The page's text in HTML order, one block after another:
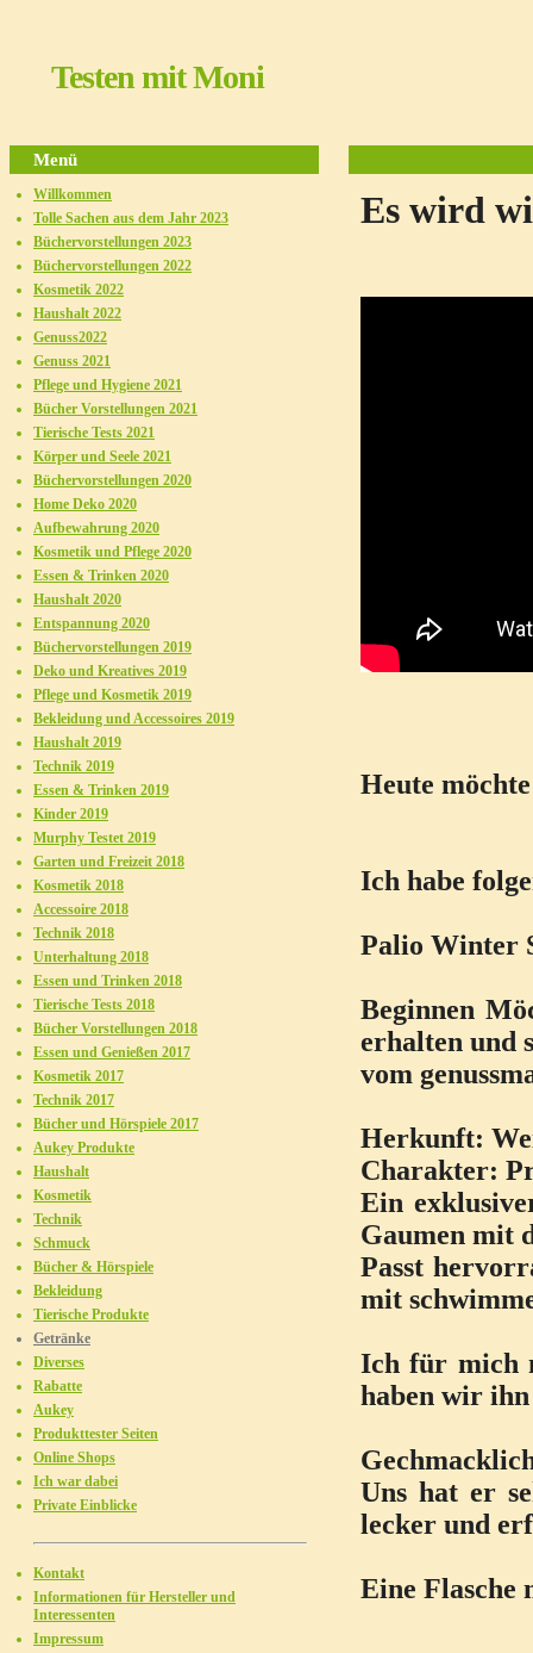
Testen mit Moni
Es wird
Heute
Ich habe
Palio Winter
Beginnen
erhalten und
vom
Herkunft:
Charakter:
Ein
Gaumen mit
Passt
mit
Ich für mich
haben wir ihn
Uns hat er
lecker und
Eine Flasche
Menü
Willkommen
Tolle Sachen aus dem Jahr 2023
Büchervorstellungen 2023
Büchervorstellungen 2022
Kosmetik 2022
Haushalt 2022
Genuss2022
Genuss 2021
Pflege und Hygiene 2021
Bücher Vorstellungen 2021
Tierische Tests 2021
Körper und Seele 2021
Büchervorstellungen 2020
Home Deko 2020
Aufbewahrung 2020
Kosmetik und Pflege 2020
Essen & Trinken 2020
Haushalt 2020
Entspannung 2020
Büchervorstellungen 2019
Deko und Kreatives 2019
Pflege und Kosmetik 2019
Bekleidung und Accessoires 2019
Haushalt 2019
Technik 2019
Essen & Trinken 2019
Kinder 2019
Murphy Testet 2019
Garten und Freizeit 2018
Kosmetik 2018
Accessoire 2018
Technik 2018
Unterhaltung 2018
Essen und Trinken 2018
Tierische Tests 2018
Bücher Vorstellungen 2018
Essen und Genießen 2017
Kosmetik 2017
Technik 2017
Bücher und Hörspiele 2017
Aukey Produkte
Haushalt
Kosmetik
Technik
Schmuck
Bücher & Hörspiele
Bekleidung
Tierische Produkte
Getränke
Diverses
Rabatte
Aukey
Produkttester Seiten
Online Shops
Ich war dabei
Private Einblicke
Kontakt
Informationen für Hersteller und
Interessenten
Impressum